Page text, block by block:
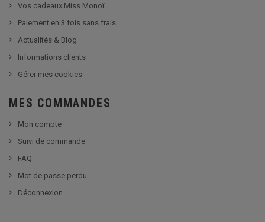
Vos cadeaux Miss Monoï
Paiement en 3 fois sans frais
Actualités & Blog
Informations clients
Gérer mes cookies
MES COMMANDES
Mon compte
Suivi de commande
FAQ
Mot de passe perdu
Déconnexion